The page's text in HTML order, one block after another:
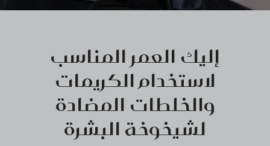
إليك العمر المناسب
لاستخدام الكريمات
والخلطات المضادة
لشيخوخة البشرة